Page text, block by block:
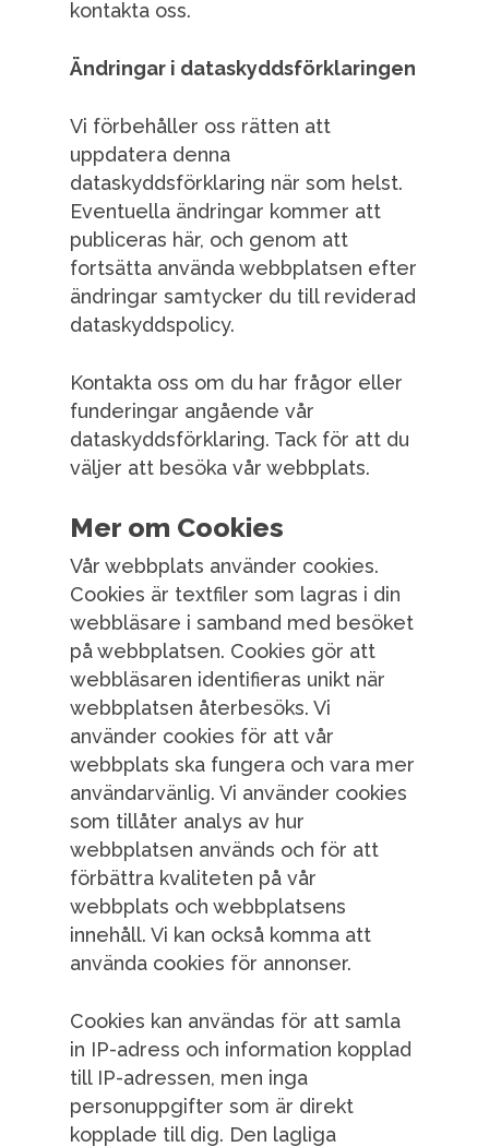
kontakta oss.
Ändringar i dataskyddsförklaringen
Vi förbehåller oss rätten att
uppdatera denna
dataskyddsförklaring när som helst.
Eventuella ändringar kommer att
publiceras här, och genom att
fortsätta använda webbplatsen efter
ändringar samtycker du till reviderad
dataskyddspolicy.
Kontakta oss om du har frågor eller
funderingar angående vår
dataskyddsförklaring. Tack för att du
väljer att besöka vår webbplats.
Mer om Cookies
Vår webbplats använder cookies.
Cookies är textfiler som lagras i din
webbläsare i samband med besöket
på webbplatsen. Cookies gör att
webbläsaren identifieras unikt när
webbplatsen återbesöks. Vi
använder cookies för att vår
webbplats ska fungera och vara mer
användarvänlig. Vi använder cookies
som tillåter analys av hur
webbplatsen används och för att
förbättra kvaliteten på vår
webbplats och webbplatsens
innehåll. Vi kan också komma att
använda cookies för annonser.
Cookies kan användas för att samla
in IP-adress och information kopplad
till IP-adressen, men inga
personuppgifter som är direkt
kopplade till dig. Den lagliga